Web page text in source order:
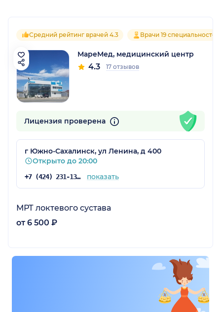
Средний рейтинг врачей 4.3 Врачи 19 специальностей
МареМед, медицинский центр
4.3 17 отзывов
Лицензия проверена
г Южно-Сахалинск, ул Ленина, д 400
Открыто до 20:00
+7 (424) 231-13-13 показать
МРТ локтевого сустава
от 6 500 ₽